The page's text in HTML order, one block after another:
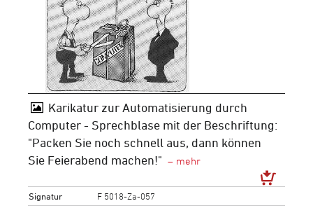
Karikatur zur Automatisierung durch
Computer - Sprechblase mit der Beschriftung:
"Packen Sie noch schnell aus, dann können
Sie Feierabend machen!"
Signatur
F 5018-Za-057